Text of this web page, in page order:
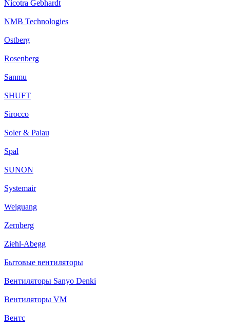
Nicotra Gebhardt
NMB Technologies
Ostberg
Rosenberg
Sanmu
SHUFT
Sirocco
Soler & Palau
Spal
SUNON
Systemair
Weiguang
Zernberg
Ziehl-Abegg
Бытовые вентиляторы
Вентиляторы Sanyo Denki
Вентиляторы VM
Вентс